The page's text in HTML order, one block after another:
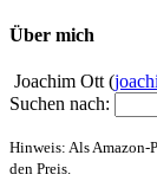
Über mich
Joachim Ott (
Suchen nach:
Hinweis: Als Amazon-
den Preis.